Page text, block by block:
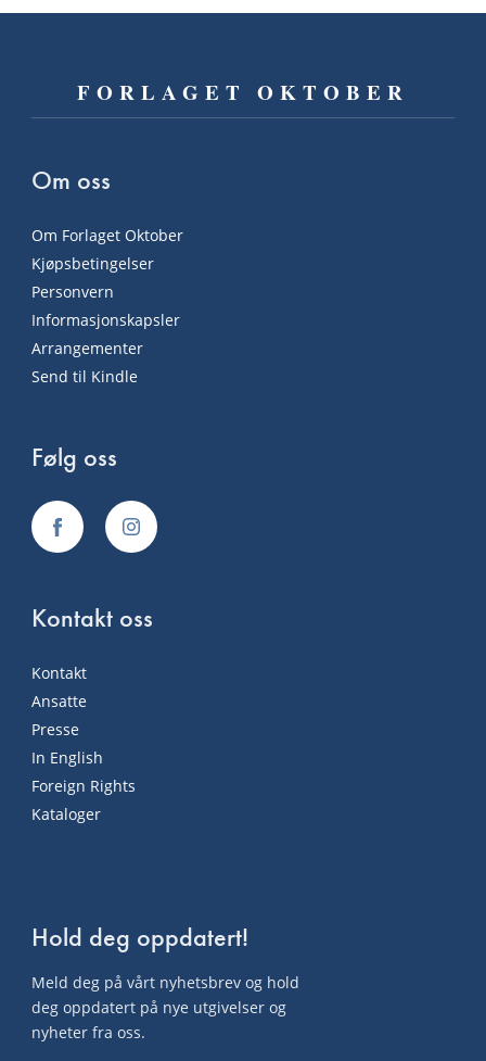
FORLAGET OKTOBER
Om oss
Om Forlaget Oktober
Kjøpsbetingelser
Personvern
Informasjonskapsler
Arrangementer
Send til Kindle
Følg oss
Kontakt oss
Kontakt
Ansatte
Presse
In English
Foreign Rights
Kataloger
Hold deg oppdatert!
Meld deg på vårt nyhetsbrev og hold
deg oppdatert på nye utgivelser og
nyheter fra oss.